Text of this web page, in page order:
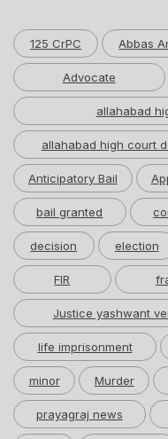
125 CrPC Abbas
Advocate
allahabad
allahabad high court
Anticipatory Bail
bail granted
decision election
FIR
Justice yashwant
life imprisonment
minor Murder
prayagraj news